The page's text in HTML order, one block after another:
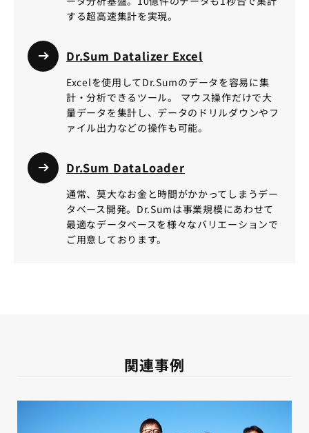
する超高速集計を実現。
Dr.Sum Datalizer Excel
Excelを使用してDr.Sumのデータを容易に集
計・分析できるツール。 マウス操作だけで大
量データを集計し、データのドリルダウンやフ
ァイル出力などの操作も可能。
Dr.Sum DataLoader
通常、莫大なお金と時間がかかってしまうデー
タベース開発。Dr.Sumは事業規模にあわせて
最適なデータベースを様々なバリエーションで
ご用意しております。
関連事例